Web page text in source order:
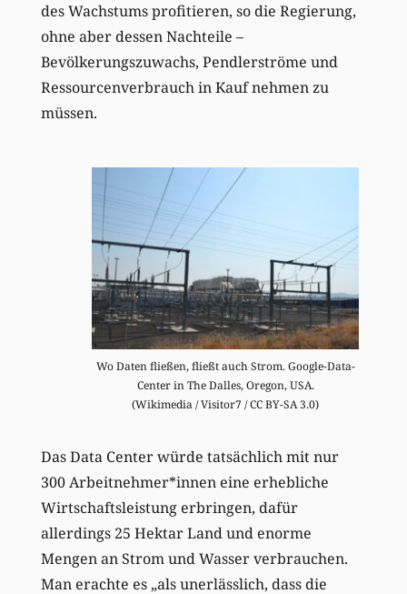
des Wachstums profitieren, so die Regierung,
ohne aber dessen Nachteile –
Bevölkerungszuwachs, Pendlerströme und
Ressourcenverbrauch in Kauf nehmen zu
müssen.
Wo Daten fließen, fließt auch Strom. Google-Data-
Center in The Dalles, Oregon, USA.
(Wikimedia / Visitor7 / CC BY-SA 3.0)
Das Data Center würde tatsächlich mit nur
300 Arbeitnehmer*innen eine erhebliche
Wirtschaftsleistung erbringen, dafür
allerdings 25 Hektar Land und enorme
Mengen an Strom und Wasser verbrauchen.
Man erachte es „als unerlässlich, dass die